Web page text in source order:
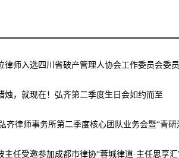
律师入选四川省破产管理人协会工作委员会委员
烛，就现在！弘齐第二季度生日会如约而至